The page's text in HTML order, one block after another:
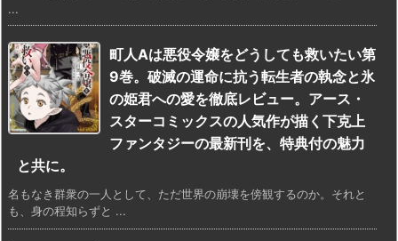
...
町人Aは悪役令嬢をどうしても救いたい第
9巻。破滅の運命に抗う転生者の執念と氷
の姫君への愛を徹底レビュー。アース・
スターコミックスの人気作が描く下克上
ファンタジーの最新刊を、特典付の魅力
と共に。
名もなき群衆の一人として、ただ世界の崩壊を傍観するのか。それと
も、身の程知らずと ...